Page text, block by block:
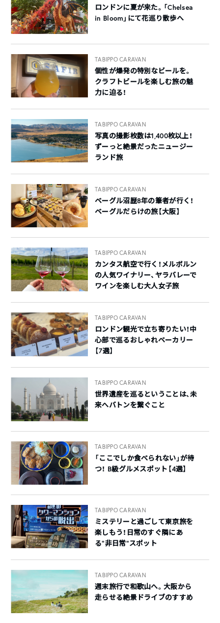
ロンドンに夏が来た。「Chelsea
in Bloom」にて花巡り散歩へ
TABIPPO CARAVAN
個性が爆発の特別なビールを。
クラフトビールを楽しむ旅の魅
力に迫る！
TABIPPO CARAVAN
写真の撮影枚数は1,400枚以上！
ずーっと絶景だったニュージー
ランド旅
TABIPPO CARAVAN
ベーグル沼歴8年の筆者が行く！
ベーグルだらけの旅【大阪】
TABIPPO CARAVAN
カンタス航空で行く！メルボルン
の人気ワイナリー、ヤラバレーで
ワインを楽しむ大人女子旅
TABIPPO CARAVAN
ロンドン観光で立ち寄りたい！中
心部で巡るおしゃれベーカリー
【7選】
TABIPPO CARAVAN
世界遺産を巡るということは、未
来へバトンを繋ぐこと
TABIPPO CARAVAN
「ここでしか食べられない」が待
つ！ B級グルメスポット【4選】
TABIPPO CARAVAN
ミステリーと過ごして東京旅を
楽しもう！日常のすぐ隣にあ
る”非日常”スポット
TABIPPO CARAVAN
週末旅行で和歌山へ。大阪から
走らせる絶景ドライブのすすめ